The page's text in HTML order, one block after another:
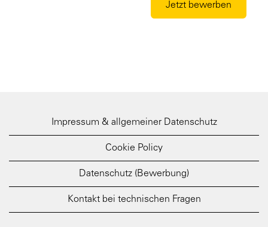
Jetzt bewerben
Impressum & allgemeiner Datenschutz
Cookie Policy
Datenschutz (Bewerbung)
Kontakt bei technischen Fragen